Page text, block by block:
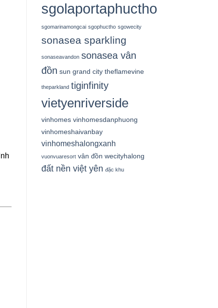
sgolaportaphuctho
sgomarinamongcai sgophuctho sgowecity
sonasea sparkling
sonaseavandon sonasea vân
đồn sun grand city theflamevine
theparkland tiginfinity
vietyenriverside
vinhomes vinhomesdanphuong
vinhomeshaivanbay
vinhomeshalongxanh
vuonvuaresort vân đồn wecityhalong
đất nền việt yên đặc khu